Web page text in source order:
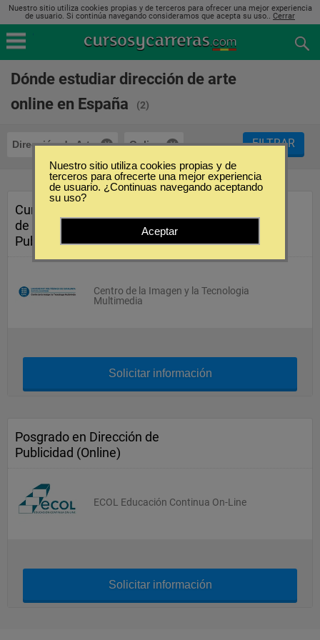
Nuestro sitio utiliza cookies propias y de terceros para ofrecer una mejor experiencia
de usuario. Si continúa navegando consideramos que acepta su uso.. Cerrar
Dónde estudiar dirección de arte
online en España
(2)
Dirección de Arte Online FILTRAR
Curso de Posgrado en Dirección
de Arte en Proyectos de
Publicidad Interactiva (Online)
Centro de la Imagen y la Tecnologia
Multimedia
Solicitar información
Posgrado en Dirección de
Publicidad (Online)
ECOL Educación Continua On-Line
Solicitar información
Nuestro sitio utiliza cookies propias y de
terceros para ofrecerte una mejor experiencia
de usuario. ¿Continuas navegando aceptando
su uso?
Aceptar